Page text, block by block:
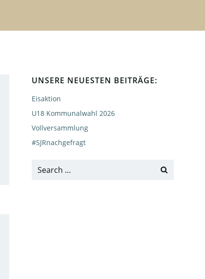
UNSERE NEUESTEN BEITRÄGE:
Eisaktion
U18 Kommunalwahl 2026
Vollversammlung
#SJRnachgefragt